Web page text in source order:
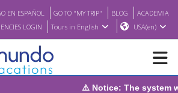
EN ESPAÑOL GO TO "MY TRIP" BLOG
ACADEMIA
LOGIN
Tours in English USA(en)
⚠️ Notice: The system will be under